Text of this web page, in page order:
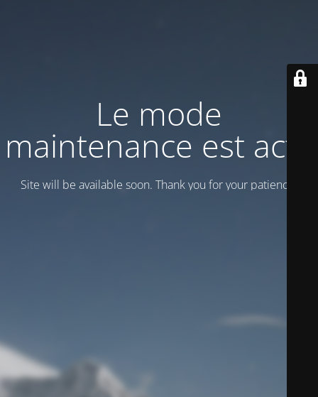
Le mode
maintenance est actif
Site will be available soon. Thank you for your patience!